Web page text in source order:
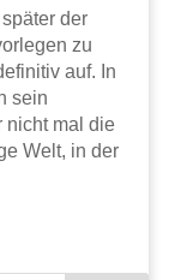
der
zu
auf. In
sein
nicht mal die
Welt, in der